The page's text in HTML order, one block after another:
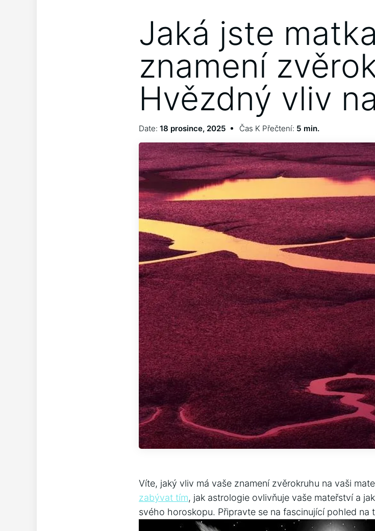
Jaká jste
znamení
Hvězdný vliv
Date: 18 prosince, 2025 Čas K Přečtení: 5 min.
Víte, jaký vliv má vaše znamení zvěrokruhu na vaši
zabývat tím, jak astrologie ovlivňuje vaše mateřství a
svého horoskopu. Připravte se na fascinující pohled na